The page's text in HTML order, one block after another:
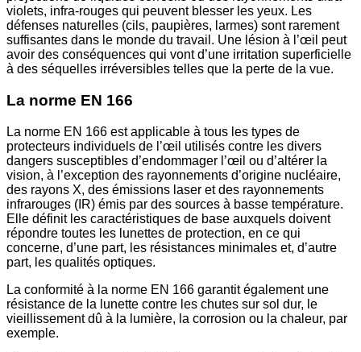
violets, infra-rouges qui peuvent blesser les yeux. Les
défenses naturelles (cils, paupières, larmes) sont rarement
suffisantes dans le monde du travail. Une lésion à l’œil peut
avoir des conséquences qui vont d’une irritation superficielle
à des séquelles irréversibles telles que la perte de la vue.
La norme EN 166
La norme EN 166 est applicable à tous les types de
protecteurs individuels de l’œil utilisés contre les divers
dangers susceptibles d’endommager l’œil ou d’altérer la
vision, à l’exception des rayonnements d’origine nucléaire,
des rayons X, des émissions laser et des rayonnements
infrarouges (IR) émis par des sources à basse température.
Elle définit les caractéristiques de base auxquels doivent
répondre toutes les lunettes de protection, en ce qui
concerne, d’une part, les résistances minimales et, d’autre
part, les qualités optiques.
La conformité à la norme EN 166 garantit également une
résistance de la lunette contre les chutes sur sol dur, le
vieillissement dû à la lumière, la corrosion ou la chaleur, par
exemple.